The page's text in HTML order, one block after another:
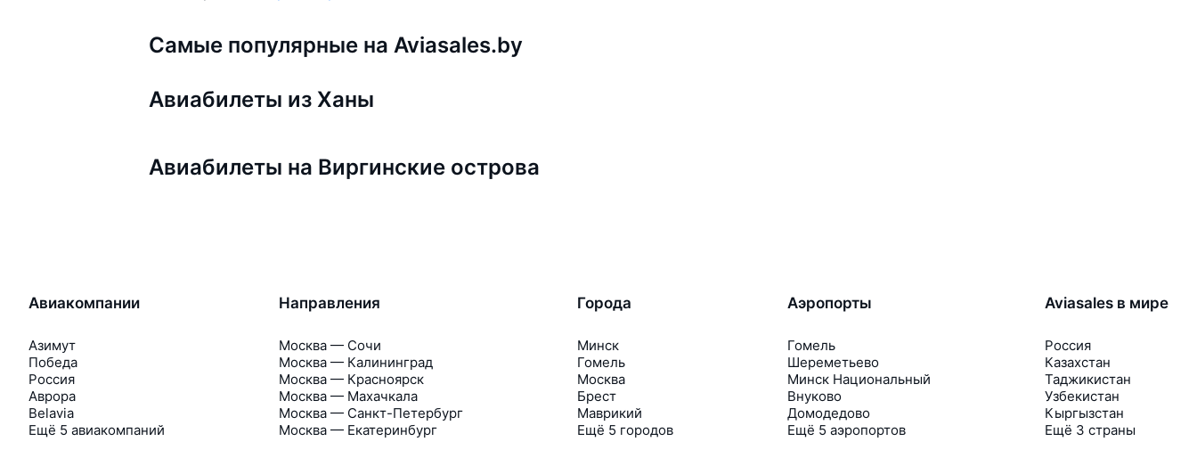
Самые популярные на Aviasales.by
Авиабилеты из Ханы
Авиабилеты на Виргинские острова
Авиакомпании
Азимут
Победа
Россия
Аврора
Belavia
Ещё 5 авиакомпаний
Направления
Москва — Сочи
Москва — Калининград
Москва — Красноярск
Москва — Махачкала
Москва — Санкт-Петербург
Москва — Екатеринбург
Города
Минск
Гомель
Москва
Брест
Маврикий
Ещё 5 городов
Аэропорты
Гомель
Шереметьево
Минск Национальный
Внуково
Домодедово
Ещё 5 аэропортов
Aviasales в мире
Россия
Казахстан
Таджикистан
Узбекистан
Кыргызстан
Ещё 3 страны